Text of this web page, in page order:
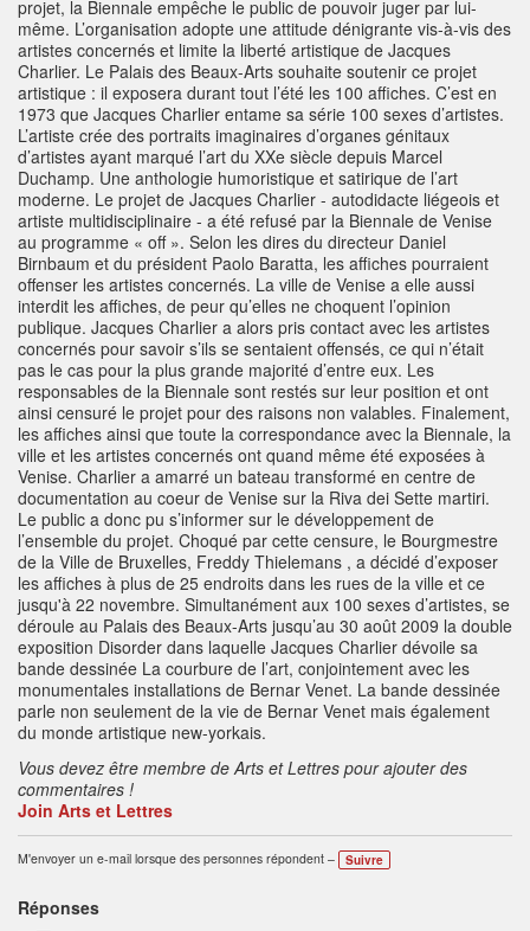
projet, la Biennale empêche le public de pouvoir juger par lui-
même. L’organisation adopte une attitude dénigrante vis-à-vis des
artistes concernés et limite la liberté artistique de Jacques
Charlier. Le Palais des Beaux-Arts souhaite soutenir ce projet
artistique : il exposera durant tout l’été les 100 affiches. C’est en
1973 que Jacques Charlier entame sa série 100 sexes d’artistes.
L’artiste crée des portraits imaginaires d’organes génitaux
d’artistes ayant marqué l’art du XXe siècle depuis Marcel
Duchamp. Une anthologie humoristique et satirique de l’art
moderne. Le projet de Jacques Charlier - autodidacte liégeois et
artiste multidisciplinaire - a été refusé par la Biennale de Venise
au programme « off ». Selon les dires du directeur Daniel
Birnbaum et du président Paolo Baratta, les affiches pourraient
offenser les artistes concernés. La ville de Venise a elle aussi
interdit les affiches, de peur qu’elles ne choquent l’opinion
publique. Jacques Charlier a alors pris contact avec les artistes
concernés pour savoir s’ils se sentaient offensés, ce qui n’était
pas le cas pour la plus grande majorité d’entre eux. Les
responsables de la Biennale sont restés sur leur position et ont
ainsi censuré le projet pour des raisons non valables. Finalement,
les affiches ainsi que toute la correspondance avec la Biennale, la
ville et les artistes concernés ont quand même été exposées à
Venise. Charlier a amarré un bateau transformé en centre de
documentation au coeur de Venise sur la Riva dei Sette martiri.
Le public a donc pu s’informer sur le développement de
l’ensemble du projet. Choqué par cette censure, le Bourgmestre
de la Ville de Bruxelles, Freddy Thielemans , a décidé d’exposer
les affiches à plus de 25 endroits dans les rues de la ville et ce
jusqu'à 22 novembre. Simultanément aux 100 sexes d’artistes, se
déroule au Palais des Beaux-Arts jusqu’au 30 août 2009 la double
exposition Disorder dans laquelle Jacques Charlier dévoile sa
bande dessinée La courbure de l’art, conjointement avec les
monumentales installations de Bernar Venet. La bande dessinée
parle non seulement de la vie de Bernar Venet mais également
du monde artistique new-yorkais.
Vous devez être membre de Arts et Lettres pour ajouter des
commentaires !
Join Arts et Lettres
M'envoyer un e-mail lorsque des personnes répondent – Suivre
Réponses